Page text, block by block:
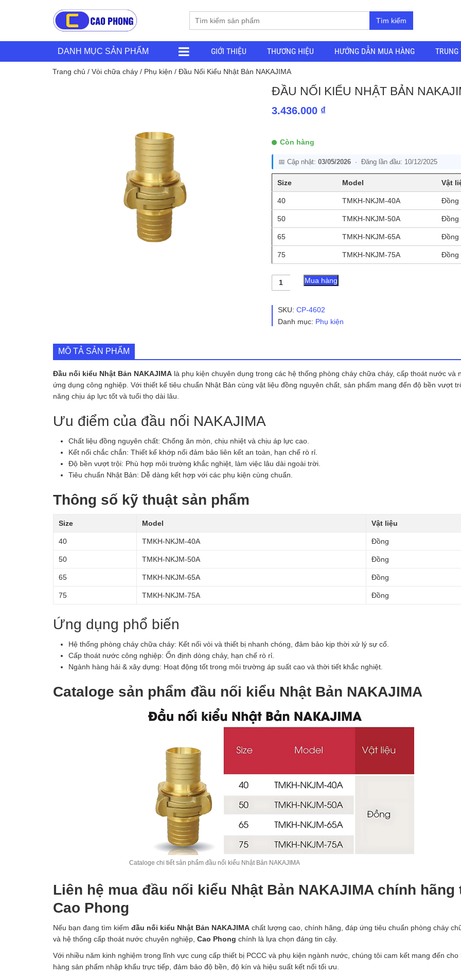
Tìm kiếm
DANH MỤC SẢN PHẨM GIỚI THIỆU THƯƠNG HIỆU HƯỚNG DẪN MUA HÀNG
Trang chủ / Vòi chữa cháy / Phụ kiện / Đầu Nối Kiểu Nhật Bản NAKAJIMA
ĐẦU NỐI KIỂU NHẬT BẢN
3.436.000 ₫
Còn hàng
📅 Cập nhật: 03/05/2026· Đăng lần đầu: 10/12/2025
Size Model Vật
40 TMKH-NKJM-40A Đồng
50 TMKH-NKJM-50A Đồng
65 TMKH-NKJM-65A Đồng
75 TMKH-NKJM-75A Đồng
Đầu
Nhật
NAKAJIMA
Mua hàng
SKU: CP-4602
Danh mục: Phụ kiện
MÔ TẢ SẢN PHẨM
Đầu nối kiểu Nhật Bản NAKAJIMA là phụ kiện chuyên dụng trong các hệ thống phòng cháy chữa cháy, cấp thoát nước và
ứng dụng công nghiệp. Với thiết kế tiêu chuẩn Nhật Bản cùng vật liệu đồng nguyên chất, sản phẩm mang đến độ bền vượt
năng chịu áp lực tốt và tuổi thọ dài lâu.
Ưu điểm của đầu nối NAKAJIMA
Chất liệu đồng nguyên chất: Chống ăn mòn, chịu nhiệt và chịu áp lực cao.
Kết nối chắc chắn: Thiết kế khớp nối đảm bảo liên kết an toàn, hạn chế rò rỉ.
Độ bền vượt trội: Phù hợp môi trường khắc nghiệt, làm việc lâu dài ngoài trời.
Tiêu chuẩn Nhật Bản: Dễ dàng kết hợp với các phụ kiện cùng chuẩn.
Thông số kỹ thuật sản phẩm
Size Model Vật liệu
40 TMKH-NKJM-40A Đồng
50 TMKH-NKJM-50A Đồng
65 TMKH-NKJM-65A Đồng
75 TMKH-NKJM-75A Đồng
Ứng dụng phổ biến
Hệ thống phòng cháy chữa cháy: Kết nối vòi và thiết bị nhanh chóng, đảm bảo kịp thời xử lý sự cố.
Cấp thoát nước công nghiệp: Ổn định dòng chảy, hạn chế rò rỉ.
Ngành hàng hải & xây dựng: Hoạt động tốt trong môi trường áp suất cao và thời tiết khắc nghiệt.
Cataloge sản phẩm đầu nối kiểu Nhật Bản NAKAJIMA
Cataloge chi tiết sản phẩm đầu nối kiểu Nhật Bản NAKAJIMA
Liên hệ mua đầu nối kiểu Nhật Bản NAKAJIMA chính hãng
Cao Phong
Nếu bạn đang tìm kiếm đầu nối kiểu Nhật Bản NAKAJIMA chất lượng cao, chính hãng, đáp ứng tiêu chuẩn phòng cháy
và hệ thống cấp thoát nước chuyên nghiệp, Cao Phong chính là lựa chọn đáng tin cậy.
Với nhiều năm kinh nghiệm trong lĩnh vực cung cấp thiết bị PCCC và phụ kiện ngành nước, chúng tôi cam kết mang đến cho
hàng sản phẩm nhập khẩu trực tiếp, đảm bảo độ bền, độ kín và hiệu suất kết nối tối ưu.